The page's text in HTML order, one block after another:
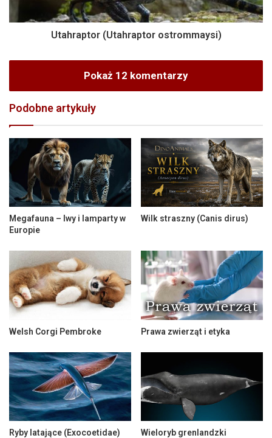
Utahraptor (Utahraptor ostrommaysi)
Pokaż 12 komentarzy
Podobne artykuły
Megafauna – lwy i lamparty w
Europie
Wilk straszny (Canis dirus)
Welsh Corgi Pembroke Prawa zwierząt i etyka
Ryby latające (Exocoetidae)
Wieloryb grenlandzki